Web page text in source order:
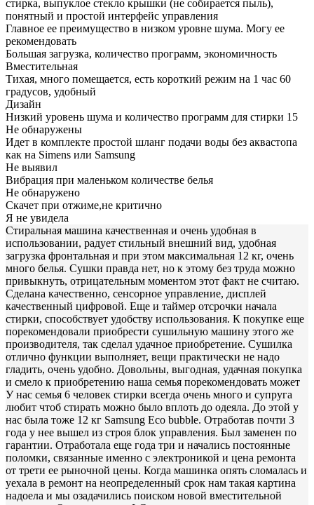
стирка, выпуклое стекло крышки (не собирается пыль),
понятный и простой интерфейс управления
Главное ее преимущество в низком уровне шума. Могу ее
рекомендовать
Большая загрузка, количество программ, экономичность
Вместительная
Тихая, много помещается, есть короткий режим на 1 час 60
градусов, удобный
Дизайн
Низкий уровень шума и количество программ для стирки 15
Не обнаружены
Идет в комплекте простой шланг подачи воды без аквастопа
как на Simens или Samsung
Не выявил
Вибрация при маленьком количестве белья
Не обнаружено
Скачет при отжиме,не критично
Я не увидела
Стиральная машина качественная и очень удобная в
использовании, радует стильный внешний вид, удобная
загрузка фронтальная и при этом максимальная 12 кг, очень
много белья. Сушки правда нет, но к этому без труда можно
привыкнуть, отрицательным моментом этот факт не считаю.
Сделана качественно, сенсорное управление, дисплей
качественный цифровой. Еще и таймер отсрочки начала
стирки, способствует удобству использования. К покупке еще
порекомендовали приобрести сушильную машину этого же
производителя, так сделал удачное приобретение. Сушилка
отлично функции выполняет, вещи практически не надо
гладить, очень удобно. Довольны, выгодная, удачная покупка
и смело к приобретению наша семья порекомендовать может
У нас семья 6 человек стирки всегда очень много и супруга
любит чтоб стирать можно было вплоть до одеяла. До этой у
нас была тоже 12 кг Samsung Eco bubble. Отработав почти 3
года у нее вышел из строя блок управления. Был заменен по
гарантии. Отработала еще года три и начались постоянные
поломки, связанные именно с электроникой и цена ремонта
от трети ее рыночной цены. Когда машинка опять сломалась и
уехала в ремонт на неопределенный срок нам такая картина
надоела и мы озадачились поиском новой вместительной